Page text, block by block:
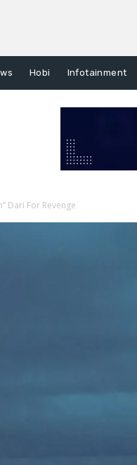
Hobi Infotainment
Dari For Revenge